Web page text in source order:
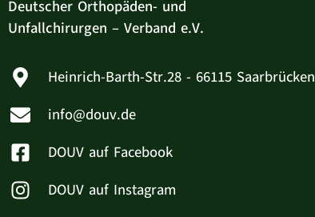
Deutscher Orthopäden- und
Unfallchirurgen – Verband e.V.
Heinrich-Barth-Str.28 - 66115 Saarbrücken
info@douv.de
DOUV auf Facebook
DOUV auf Instagram